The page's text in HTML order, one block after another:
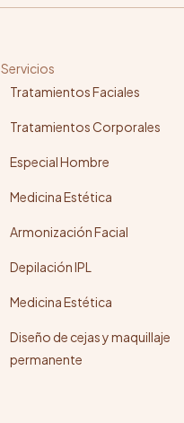
Servicios
Tratamientos Faciales
Tratamientos Corporales
Especial Hombre
Medicina Estética
Armonización Facial
Depilación IPL
Medicina Estética
Diseño de cejas y maquillaje
permanente